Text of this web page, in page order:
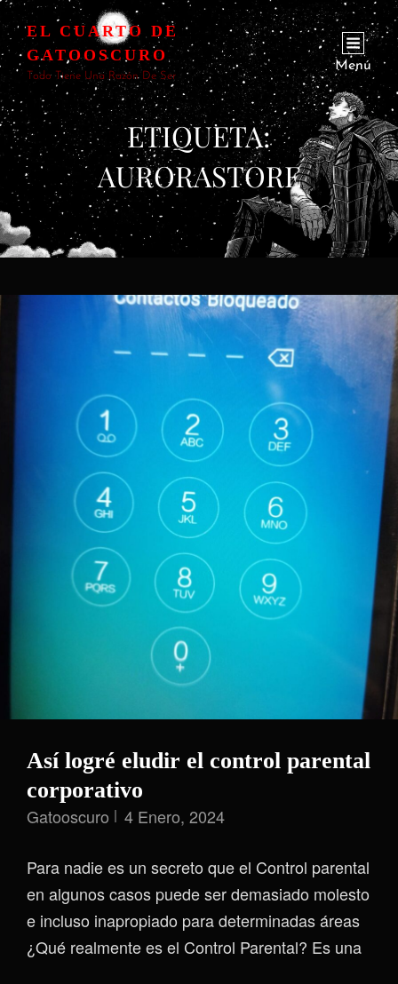
EL CUARTO DE
GATOOSCURO
Todo Tiene Una Razón De Ser
Menú
ETIQUETA:
AURORASTORE
Así logré eludir el control parental
corporativo
Gatooscuro 4 Enero, 2024
Para nadie es un secreto que el Control parental
en algunos casos puede ser demasiado molesto
e incluso inapropiado para determinadas áreas
¿Qué realmente es el Control Parental? Es una